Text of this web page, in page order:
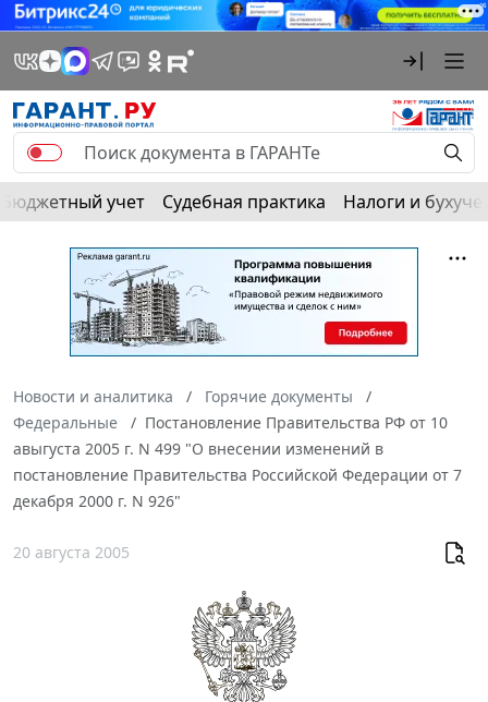
Бюджетный учет Судебная практика Налоги и
Новости и аналитика
Горячие документы
Федеральные
Постановление Правительства РФ от 10
авыгуста 2005 г. N 499 "О внесении изменений в
постановление Правительства Российской Федерации от 7
декабря 2000 г. N 926"
20 августа 2005